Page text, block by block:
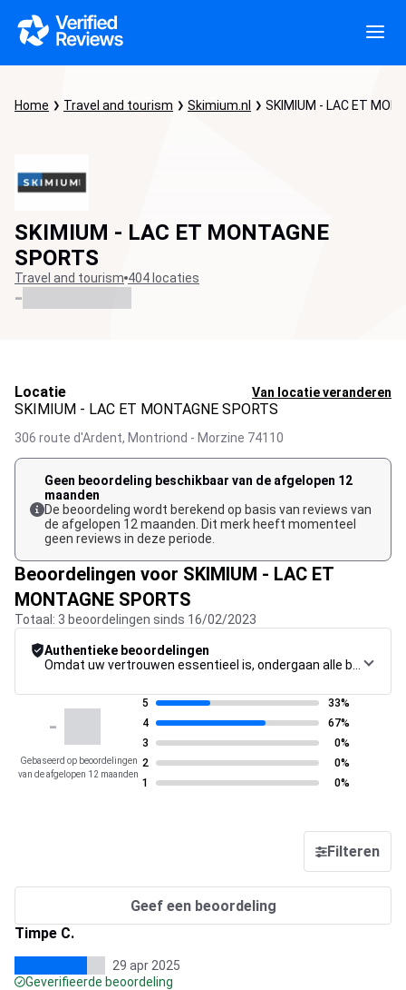
Home Travel and tourism Skimium.nl SKIMIUM - LAC ET
SKIMIUM - LAC ET MONTAGNE
SPORTS
Travel and tourism 404 locaties
-
Locatie Van locatie veranderen
SKIMIUM - LAC ET MONTAGNE SPORTS
306 route d'Ardent, Montriond - Morzine 74110
Geen beoordeling beschikbaar van de afgelopen 12
maanden
De beoordeling wordt berekend op basis van reviews van
de afgelopen 12 maanden. Dit merk heeft momenteel
geen reviews in deze periode.
Beoordelingen voor SKIMIUM - LAC ET
MONTAGNE SPORTS
Totaal: 3 beoordelingen sinds 16/02/2023
Authentieke beoordelingen
-
Gebaseerd op beoordelingen
van de afgelopen 12 maanden
5
33%
4
67%
3
0%
2
0%
1
0%
Filteren
Geef een beoordeling
Timpe C.
29 apr 2025
Geverifieerde beoordeling